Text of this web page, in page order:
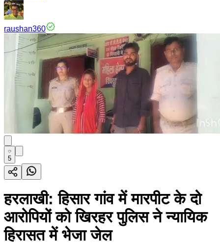
raushan360
5
हरलाखी: हिसार गांव में मारपीट के दो
आरोपियों को खिरहर पुलिस ने न्यायिक
हिरासत में भेजा जेल